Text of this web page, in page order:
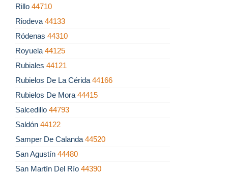
Rillo 44710
Riodeva 44133
Ródenas 44310
Royuela 44125
Rubiales 44121
Rubielos De La Cérida 44166
Rubielos De Mora 44415
Salcedillo 44793
Saldón 44122
Samper De Calanda 44520
San Agustín 44480
San Martín Del Río 44390